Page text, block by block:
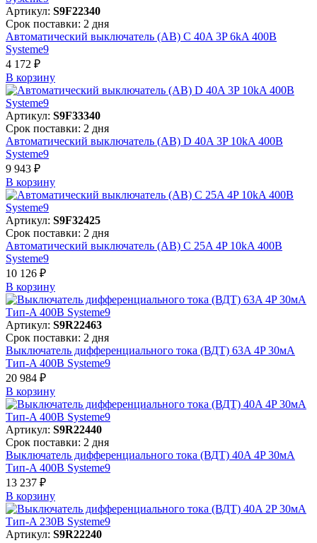
Артикул: S9F22340
Срок поставки: 2 дня
Автоматический выключатель (АВ) C 40A 3P 6kA 400В
Systeme9
4 172 ₽
В корзинy
Артикул: S9F33340
Срок поставки: 2 дня
Автоматический выключатель (АВ) D 40A 3P 10kA 400В
Systeme9
9 943 ₽
В корзинy
Артикул: S9F32425
Срок поставки: 2 дня
Автоматический выключатель (АВ) C 25A 4P 10kA 400В
Systeme9
10 126 ₽
В корзинy
Артикул: S9R22463
Срок поставки: 2 дня
Выключатель дифференциального тока (ВДТ) 63A 4P 30мА
Тип-A 400В Systeme9
20 984 ₽
В корзинy
Артикул: S9R22440
Срок поставки: 2 дня
Выключатель дифференциального тока (ВДТ) 40A 4P 30мА
Тип-A 400В Systeme9
13 237 ₽
В корзинy
Артикул: S9R22240